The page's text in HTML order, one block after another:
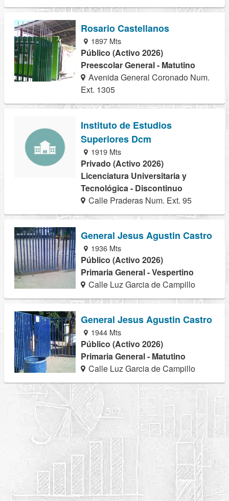
Rosario Castellanos
1897 Mts
Público (Activo 2026)
Preescolar General - Matutino
Avenida General Coronado Num.
Ext. 1305
Instituto de Estudios
Superiores Dcm
1919 Mts
Privado (Activo 2026)
Licenciatura Universitaria y
Tecnológica - Discontinuo
Calle Praderas Num. Ext. 95
General Jesus Agustin Castro
1936 Mts
Público (Activo 2026)
Primaria General - Vespertino
Calle Luz Garcia de Campillo
General Jesus Agustin Castro
1944 Mts
Público (Activo 2026)
Primaria General - Matutino
Calle Luz Garcia de Campillo